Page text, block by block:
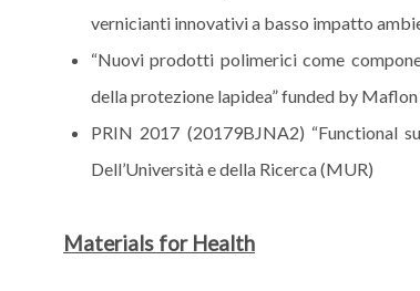
vernicianti innovativi a basso impatto
“Nuovi prodotti polimerici come
della protezione lapidea” funded by Maflon
PRIN 2017 (20179BJNA2) “Functional
Dell’Università e della Ricerca (MUR)
Materials for Health